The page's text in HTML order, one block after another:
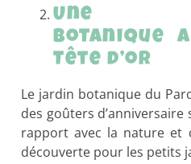
Une
botanique
Tête d’or
Le jardin botanique du
des goûters
rapport avec la nature et
découverte pour les petits